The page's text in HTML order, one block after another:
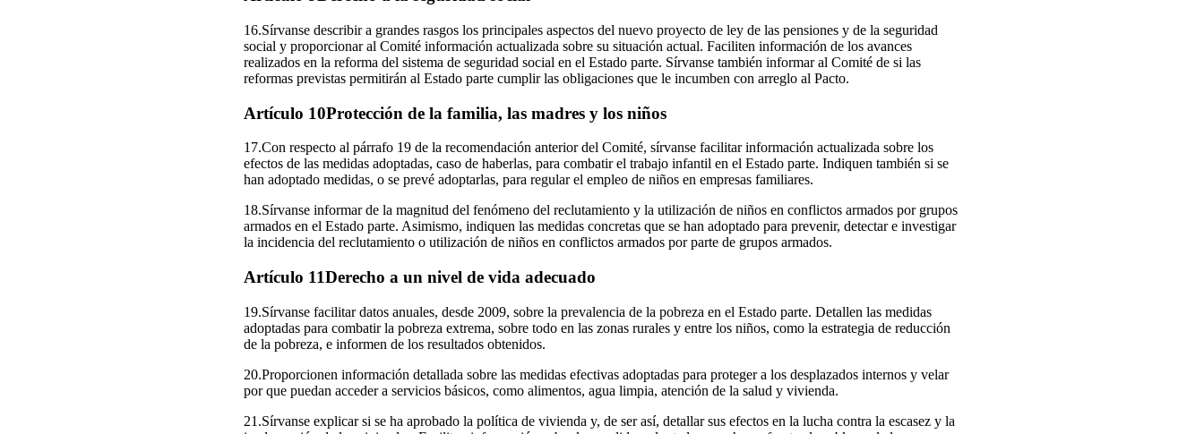
16.Sírvanse describir a grandes rasgos los principales aspectos del nuevo proyecto de ley de las pensiones y de la seguridad
social y proporcionar al Comité información actualizada sobre su situación actual. Faciliten información de los avances
realizados en la reforma del sistema de seguridad social en el Estado parte. Sírvanse también informar al Comité de si las
reformas previstas permitirán al Estado parte cumplir las obligaciones que le incumben con arreglo al Pacto.
Artículo 10Protección de la familia, las madres y los niños
17.Con respecto al párrafo 19 de la recomendación anterior del Comité, sírvanse facilitar información actualizada sobre los
efectos de las medidas adoptadas, caso de haberlas, para combatir el trabajo infantil en el Estado parte. Indiquen también si se
han adoptado medidas, o se prevé adoptarlas, para regular el empleo de niños en empresas familiares.
18.Sírvanse informar de la magnitud del fenómeno del reclutamiento y la utilización de niños en conflictos armados por grupos
armados en el Estado parte. Asimismo, indiquen las medidas concretas que se han adoptado para prevenir, detectar e investigar
la incidencia del reclutamiento o utilización de niños en conflictos armados por parte de grupos armados.
Artículo 11Derecho a un nivel de vida adecuado
19.Sírvanse facilitar datos anuales, desde 2009, sobre la prevalencia de la pobreza en el Estado parte. Detallen las medidas
adoptadas para combatir la pobreza extrema, sobre todo en las zonas rurales y entre los niños, como la estrategia de reducción
de la pobreza, e informen de los resultados obtenidos.
20.Proporcionen información detallada sobre las medidas efectivas adoptadas para proteger a los desplazados internos y velar
por que puedan acceder a servicios básicos, como alimentos, agua limpia, atención de la salud y vivienda.
21.Sírvanse explicar si se ha aprobado la política de vivienda y, de ser así, detallar sus efectos en la lucha contra la escasez y la